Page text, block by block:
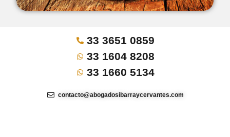
33 3651 0859
33 1604 8208
33 1660 5134
contacto@abogadosibarraycervantes.com